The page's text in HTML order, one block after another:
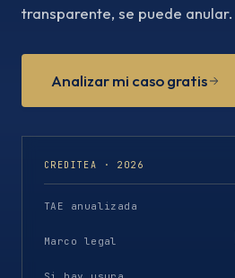
transparente, se puede anular.
Analizar mi caso gratis
CREDITEA · 2026
TAE anualizada
Marco legal